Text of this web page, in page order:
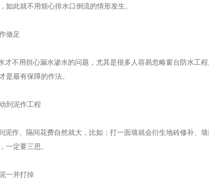
如此就不用烦心排水口倒流的情形发生。
做足
才不用担心漏水渗水的问题，尤其是很多人容易忽略窗台防水工程;
是最有保障的作法。
到泥作工程
泥作、隔间花费自然就大，比如：打一面墙就会衍生地砖修补、
一定要三思。
一并打掉